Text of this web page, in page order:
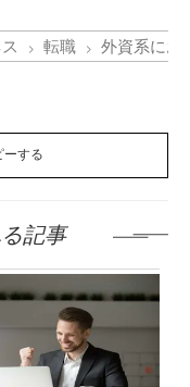
転職 外資系にお
ーする
記事